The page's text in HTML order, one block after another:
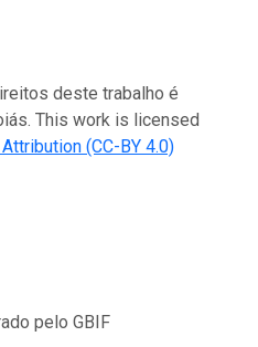
deste trabalho é
This work is licensed
(CC-BY 4.0)
pelo GBIF